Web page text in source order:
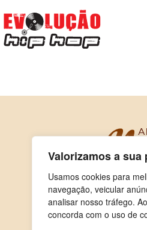
Valorizamos a sua
Usamos cookies para
navegação, veicular
analisar nosso tráfego.
concorda com o uso de